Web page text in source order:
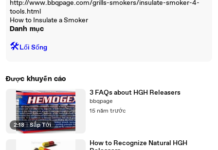
http://www.bbqpage.com/grills-smokers/insulate-smoker-4-
tools.html
How to Insulate a Smoker
Danh mục
🛠️Lối Sống
Được khuyến cáo
2:18 | Sắp Tới
3 FAQs about HGH Releasers
bbqpage
15 năm trước
How to Recognize Natural HGH